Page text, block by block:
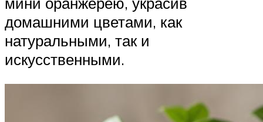
домашними цветами, как
натуральными, так и
искусственными.